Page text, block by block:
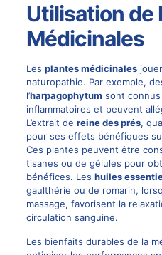
Utilisation de
Médicinales
Les plantes médicinales
naturopathie. Par exemple,
l’harpagophytum sont
inflammatoires et peuvent
L’extrait de reine des prés,
pour ses effets bénéfiques
Ces plantes peuvent être
tisanes ou de gélules pour
bénéfices. Les huiles
gaulthérie ou de romarin,
massage, favorisent la
circulation sanguine.
Les bienfaits durables de la